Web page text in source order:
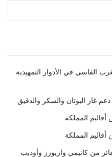
الفاسي في الأدوار التمهيدية
المملكة
المملكة
من كانيمي واريورز وأوديب